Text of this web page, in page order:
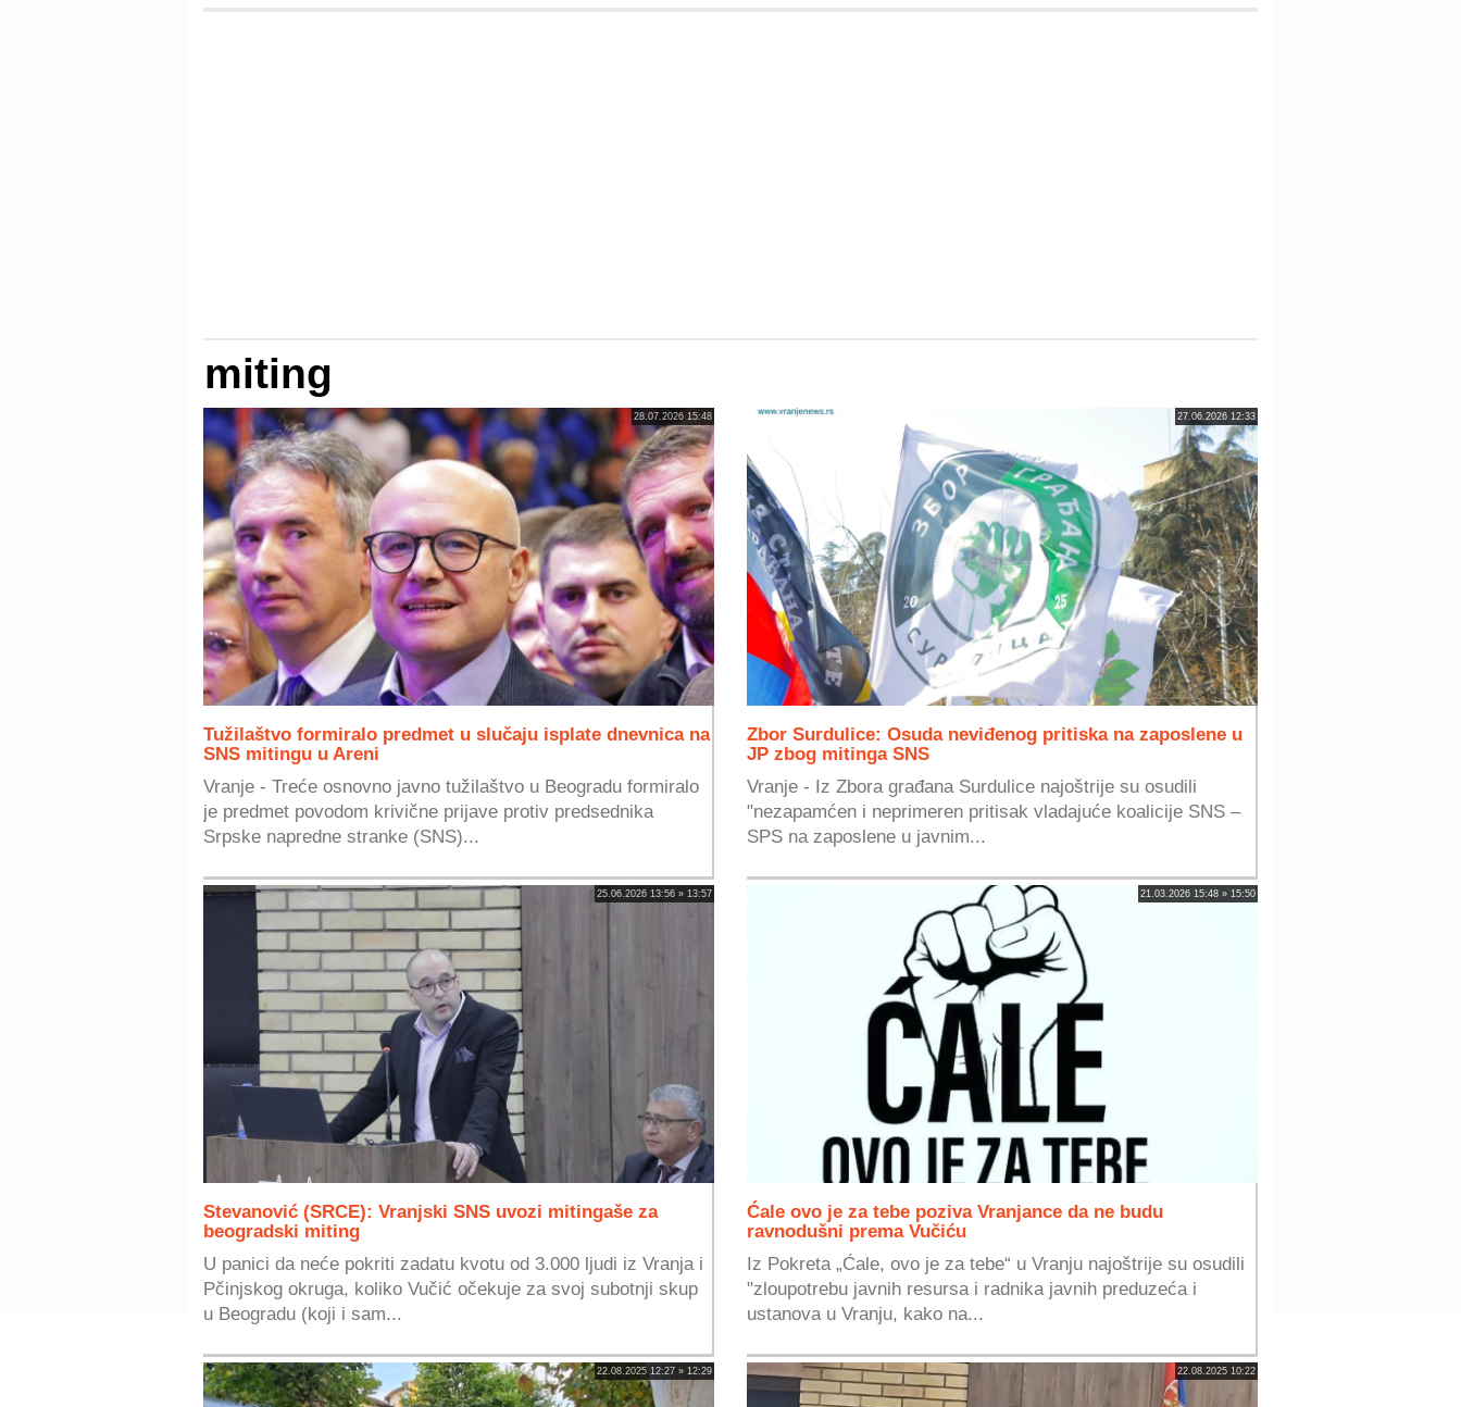
miting
28.07.2026 15:48
Tužilaštvo formiralo predmet u slučaju isplate dnevnica na
SNS mitingu u Areni
Vranje - Treće osnovno javno tužilaštvo u Beogradu formiralo
je predmet povodom krivične prijave protiv predsednika
Srpske napredne stranke (SNS)...
27.06.2026 12:33
Zbor Surdulice: Osuda neviđenog pritiska na zaposlene u
JP zbog mitinga SNS
Vranje - Iz Zbora građana Surdulice najoštrije su osudili
"nezapamćen i neprimeren pritisak vladajuće koalicije SNS –
SPS na zaposlene u javnim...
25.06.2026 13:56 » 13:57
Stevanović (SRCE): Vranjski SNS uvozi mitingaše za
beogradski miting
U panici da neće pokriti zadatu kvotu od 3.000 ljudi iz Vranja i
Pčinjskog okruga, koliko Vučić očekuje za svoj subotnji skup
u Beogradu (koji i sam...
21.03.2026 15:48 » 15:50
Ćale ovo je za tebe poziva Vranjance da ne budu
ravnodušni prema Vučiću
Iz Pokreta „Ćale, ovo je za tebe“ u Vranju najoštrije su osudili
"zloupotrebu javnih resursa i radnika javnih preduzeća i
ustanova u Vranju, kako na...
22.08.2025 12:27 » 12:29 22.08.2025 10:22